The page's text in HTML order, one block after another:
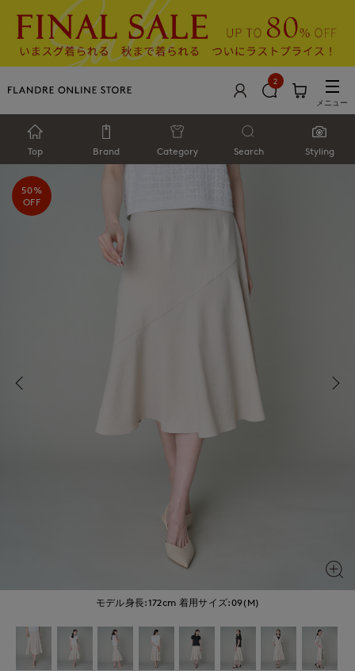
2
メニュー
Top Brand Category Search Styling
モデル身長:172cm 着用サイズ:09(M)
50%
OFF